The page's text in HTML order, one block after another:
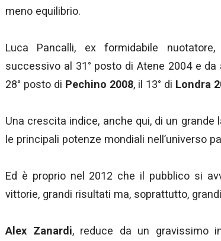
meno equilibrio.
Luca Pancalli, ex formidabile
successivo al 31° posto di Atene 2004 e
28° posto di Pechino 2008, il 13° di Londra
Una crescita indice, anche qui, di un
le principali potenze mondiali nell’universo
Ed è proprio nel 2012 che il pubblico si
vittorie, grandi risultati ma, soprattutto,
Alex Zanardi, reduce da un gravissimo